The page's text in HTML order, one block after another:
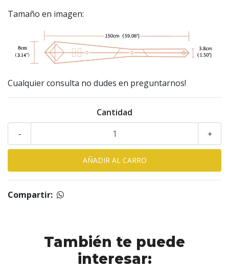
Tamaño en imagen:
Cualquier consulta no dudes en preguntarnos!
Cantidad
+
-
Compartir:
También te puede
interesar: